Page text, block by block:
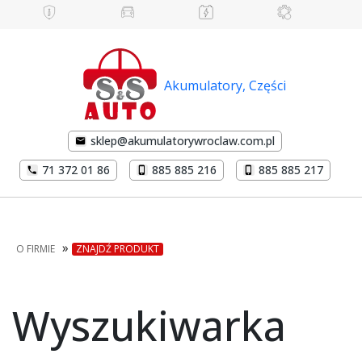
Akumulatory, Części
sklep@akumulatorywroclaw.com.pl
71 372 01 86
885 885 216 885 885 217
O FIRMIE » ZNAJDŹ PRODUKT
Wyszukiwarka